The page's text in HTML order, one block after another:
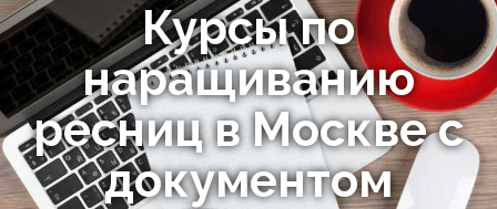
Курсы по
наращиванию
ресниц в Москве с
документом